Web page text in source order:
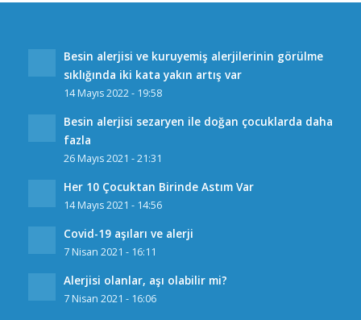
Besin alerjisi ve kuruyemiş alerjilerinin görülme
sıklığında iki kata yakın artış var
14 Mayıs 2022 - 19:58
Besin alerjisi sezaryen ile doğan çocuklarda daha
fazla
26 Mayıs 2021 - 21:31
Her 10 Çocuktan Birinde Astım Var
14 Mayıs 2021 - 14:56
Covid-19 aşıları ve alerji
7 Nisan 2021 - 16:11
Alerjisi olanlar, aşı olabilir mi?
7 Nisan 2021 - 16:06